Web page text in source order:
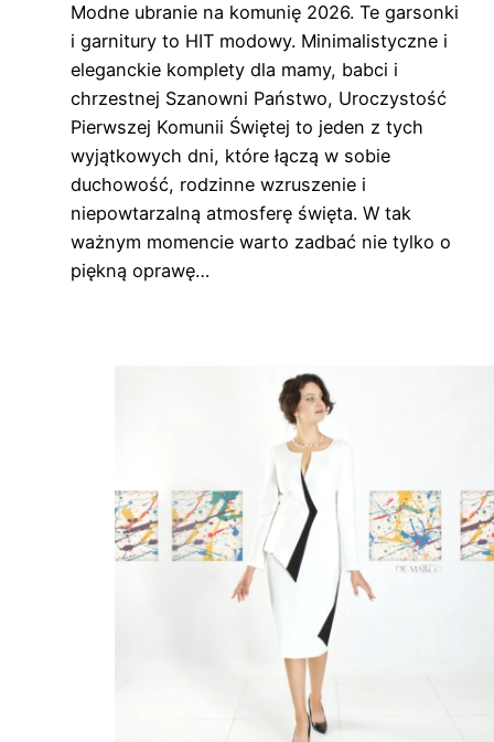
Modne ubranie na komunię 2026. Te garsonki
i garnitury to HIT modowy. Minimalistyczne i
eleganckie komplety dla mamy, babci i
chrzestnej Szanowni Państwo, Uroczystość
Pierwszej Komunii Świętej to jeden z tych
wyjątkowych dni, które łączą w sobie
duchowość, rodzinne wzruszenie i
niepowtarzalną atmosferę święta. W tak
ważnym momencie warto zadbać nie tylko o
piękną oprawę…